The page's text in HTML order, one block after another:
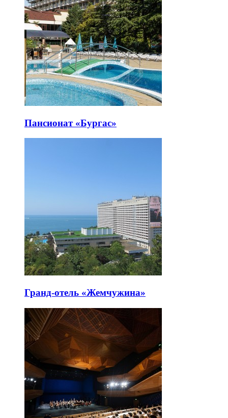
Пансионат «Бургас»
Гранд-отель «Жемчужина»